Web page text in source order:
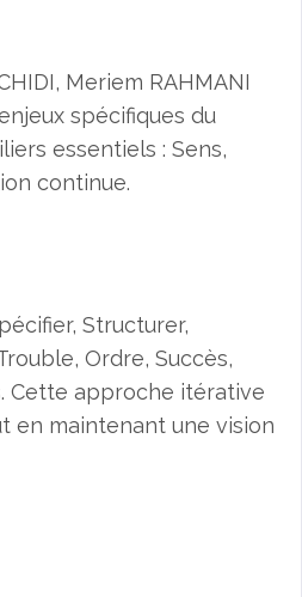
Meriem RAHMANI
spécifiques du
essentiels : Sens,
continue.
Structurer,
Ordre, Succès,
Cette approche itérative
en maintenant une vision